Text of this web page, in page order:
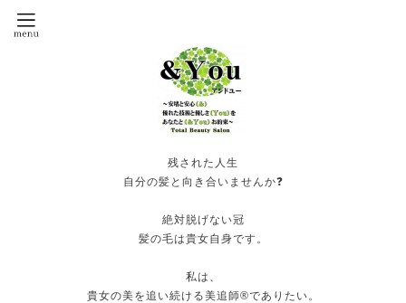
残された人生
自分の髪と向き合いませんか❓
絶対脱げない冠
髪の毛は貴女自身です。
私は、
貴女の美を追い続ける美追師®️でありたい。